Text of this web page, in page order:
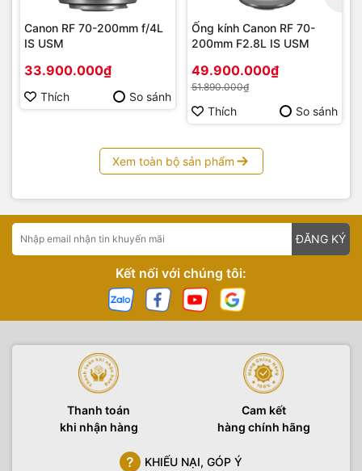
năng hoàn hảo cho sản xuất video.
Nhiếp Ảnh Đa Năng Hàng Ngày: Là ống kính cố định linh
hoạt nhất, phù hợp cho hầu hết các tình huống chụp, từ
trong nhà đến ngoài trời.
Hãy nâng cấp chiếc máy ảnh của bạn với ống kính tiêu cự
chuẩn tốt nhất của Canon. Canon RF 50mm f/1.4 L VCM –
Sản phẩm được bán với giá ưu đãi tạiYến Tâm Camera
quay phim, các loại đèn phục vụ quay phim, chụp ảnh sản
phẩm, ngoài trời, các sản phẩm, phụ kiện công nghệ hàng
chính hãng. Thiết bị hình ảnh Yến Tâm cũng là đơn vịsetup
trọn gói, tư vấn và chuyển giao các công nghệ
trường quay ảo đến mọi khách hàng có nhu cầu.
Canon RF 70-200mm f/4L
IS USM
33.900.000₫
Thích So sánh
Ống kính Canon RF 70-
200mm F2.8L IS USM
49.900.000₫
51.890.000₫
Thích So sánh
Xem toàn bộ sản phẩm
ĐĂNG KÝ
Kết nối với chúng tôi:
Thanh toán
khi nhận hàng
Cam kết
hàng chính hãng
KHIẾU NẠI, GÓP Ý